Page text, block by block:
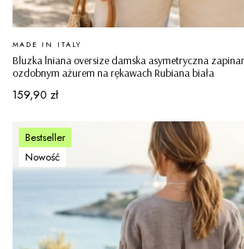
Bluzka lniana oversize damska asymetryczna
ozdobnym ażurem na rękawach Rubiana biała
PRODUCENT
MADE IN ITALY
Cena
159,90 zł
Bestseller
Nowość